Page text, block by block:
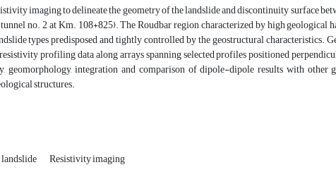
imaging to delineate the geometry of the landslide and discontinuity surface
no. 2 at Km. 108+825). The Roudbar region characterized by high geological
types predisposed and tightly controlled by the geostructural characteristics.
profiling data along arrays spanning selected profiles positioned
geomorphology, integration and comparison of dipole-dipole results with other
structures.
landslide Resistivity imaging